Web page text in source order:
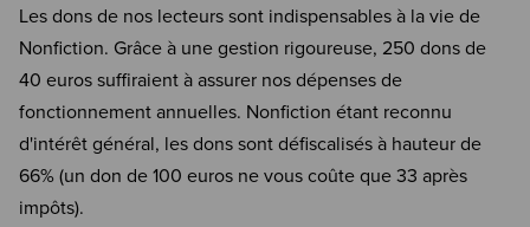
Les dons de nos lecteurs sont indispensables à la vie de
Nonfiction. Grâce à une gestion rigoureuse, 250 dons de
40 euros suffiraient à assurer nos dépenses de
fonctionnement annuelles. Nonfiction étant reconnu
d'intérêt général, les dons sont défiscalisés à hauteur de
66% (un don de 100 euros ne vous coûte que 33 après
impôts).